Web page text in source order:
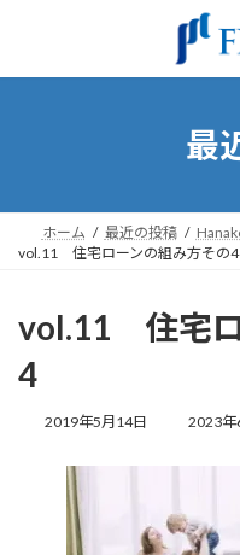
ン
ー
最
ホーム 最近の投稿
vol.11 住宅ローンの組み方その4
vol.11 住宅
4
2019年5月14日
最
時
:
2023年